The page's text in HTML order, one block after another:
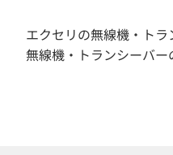
エクセリの無線機・トラ
無線機・トランシーバー